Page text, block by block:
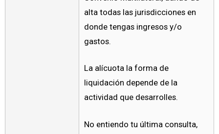
alta todas las jurisdicciones en
donde tengas ingresos y/o
gastos.
La alícuota la forma de
liquidación depende de la
actividad que desarrolles.
No entiendo tu última consulta,